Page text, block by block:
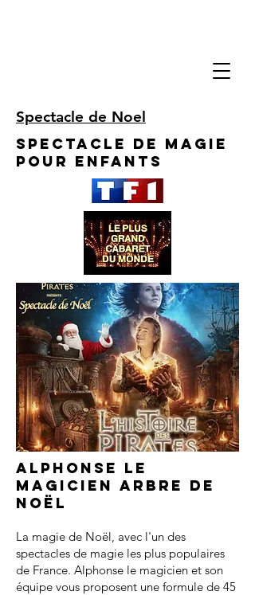
Spectacle de Noel
Spectacle de Magie
pour enfants
Alphonse le
magicien arbre de
noël
La magie de Noël, avec l'un des
spectacles de magie les plus populaires
de France. Alphonse le magicien et son
équipe vous proposent une formule de 45